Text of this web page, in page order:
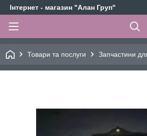
Інтернет - магазин "Алан Груп"
Товари та послуги Запчастини